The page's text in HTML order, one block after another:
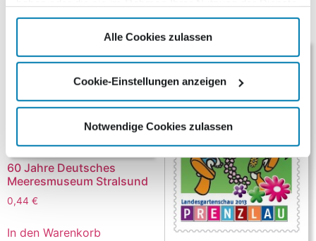
gesammelt haben.
Alle Cookies zulassen
Cookie-Einstellungen anzeigen
Notwendige Cookies zulassen
Ähnliche Produkte
60 Jahre Deutsches
Meeresmuseum Stralsund
0,44 €
In den Warenkorb